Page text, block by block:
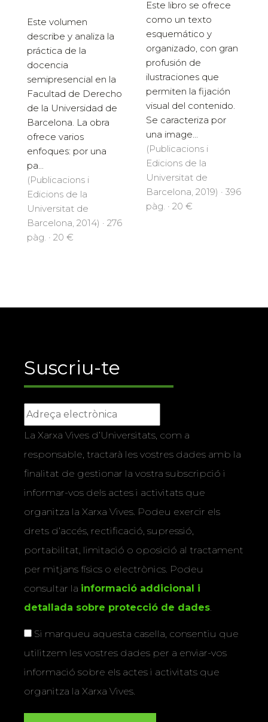
Este volumen
describe y analiza la
práctica de la
docencia
semipresencial en la
Facultad de Derecho
de la Universidad de
Barcelona. La obra
ofrece varios
enfoques: por una
pa...
(Publicacions i
Edicions de la
Universitat de
Barcelona, 2014) · 276
pàg. · 20 €
Este libro se ofrece
como un texto
esquemático y
organizado, con gran
profusión de
ilustraciones que
permiten la fijación
visual del contenido.
Se caracteriza por
una image...
(Publicacions i
Edicions de la
Universitat de
Barcelona, 2019) · 396
pàg. · 20 €
Suscriu-te
La Xarxa Vives d’Universitats, com a
responsable, tractarà les vostres dades amb la
finalitat de gestionar la vostra subscripció i
informar-vos dels actes i activitats que
organitza la Xarxa Vives. Podeu exercir els
drets d’accés, rectificació, supressió,
portabilitat, limitació o oposició al tractament
per mitjans físics o electrònics. Podeu
consultar la informació addicional i
detallada sobre protecció de dades
Si marqueu aquesta casella, consentiu que
utilitzem les vostres dades per a enviar-vos
informació sobre els actes i activitats que
organitza la Xarxa Vives.